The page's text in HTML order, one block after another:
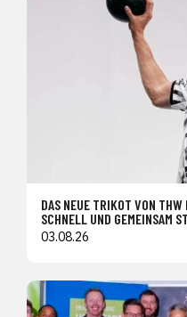
DAS NEUE TRIKOT VON
SCHNELL UND GEMEINSAM
03.08.26